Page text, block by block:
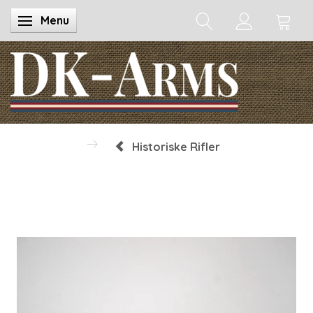
Skifte navigation
Menu
Historiske Rifler